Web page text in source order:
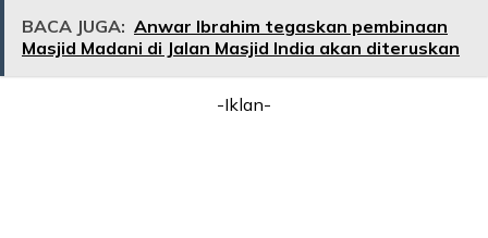
BACA JUGA: Anwar Ibrahim tegaskan pembinaan
Masjid Madani di Jalan Masjid India akan diteruskan
-Iklan-